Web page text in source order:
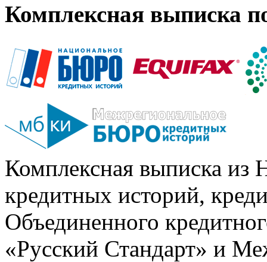
Комплексная выписка
Комплексная выписка из
кредитных историй,
Объединенного
«Русский Стандарт» и